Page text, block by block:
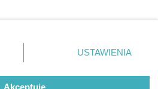
przycisk ustawień prywatności
dolnym rogu strony
nie wymagają zgody
sprzeciwić się takiemu
USTAWIENIA
Akceptuję